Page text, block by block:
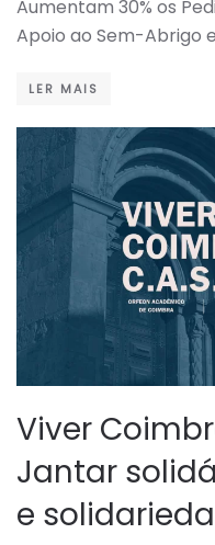
Aumentam 30% os
Apoio ao Sem-Abrigo
LER MAIS
Viver
Jantar
e